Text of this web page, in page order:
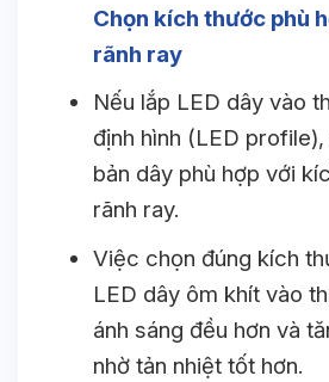
Chọn kích thước phù
rãnh ray
Nếu lắp LED dây vào
định hình (LED
bản dây phù hợp với
rãnh ray.
Việc chọn đúng kích
LED dây ôm khít vào
ánh sáng đều hơn và
nhờ tản nhiệt tốt hơn.